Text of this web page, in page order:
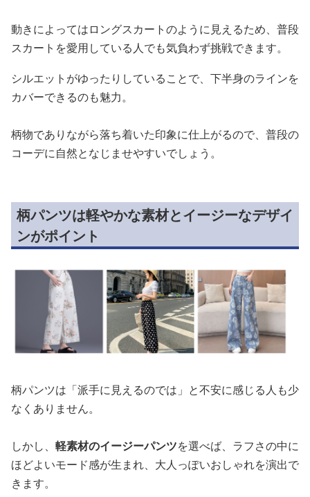
動きによってはロングスカートのように見えるため、普段
スカートを愛用している人でも気負わず挑戦できます。
シルエットがゆったりしていることで、下半身のラインを
カバーできるのも魅力。
柄物でありながら落ち着いた印象に仕上がるので、普段の
コーデに自然となじませやすいでしょう。
柄パンツは軽やかな素材とイージーなデザイ
ンがポイント
柄パンツは「派手に見えるのでは」と不安に感じる人も少
なくありません。
しかし、 軽素材のイージーパンツを選べば、ラフさの中に
ほどよいモード感が生まれ、大人っぽいおしゃれを演出で
きます。